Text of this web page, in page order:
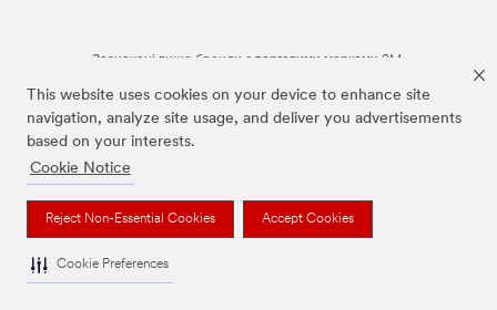
This website uses cookies on your device to enhance site
navigation, analyze site usage, and deliver you advertisements
based on your interests.
Cookie Notice
Reject Non-Essential Cookies Accept Cookies
Cookie Preferences
Зазначені вище бренди є торговими марками 3M.